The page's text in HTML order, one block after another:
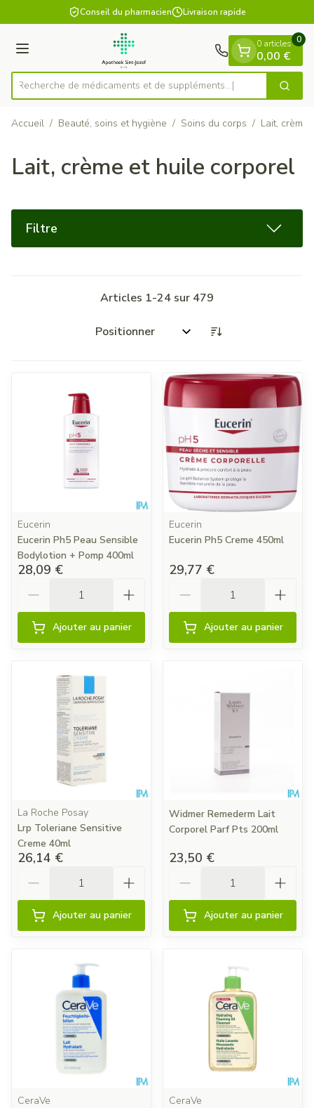
Aller au contenu
1 de 1Conseil du pharmacien Livraison rapide
Menu
Rechercher
Recherche de médicaments et
0 articles
0,00 €
0
Accueil / Beauté, soins et hygiène / Soins du corps / Lait, crème
Lait, crème et huile corporel
Filtre
Articles 1-24 sur 479
Trier par:
Eucerin
Eucerin Ph5 Peau Sensible
Bodylotion + Pomp 400ml
28,09 €
Ajouter au panier
Eucerin
Eucerin Ph5 Creme 450ml
29,77 €
Ajouter au panier
La Roche Posay
Lrp Toleriane Sensitive
Creme 40ml
26,14 €
Ajouter au panier
Widmer Remederm Lait
Corporel Parf Pts 200ml
23,50 €
Ajouter au panier
CeraVe
CeraVe